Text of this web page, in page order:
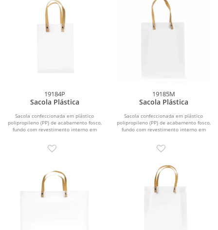
19184P
Sacola Plástica
Sacola confeccionada em plástico
polipropileno (PP) de acabamento fosco,
fundo com revestimento interno em
19185M
Sacola Plástica
Sacola confeccionada em plástico
polipropileno (PP) de acabamento fosco,
fundo com revestimento interno em